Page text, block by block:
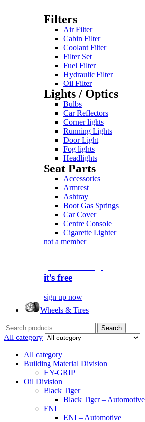
Filters
Air Filter
Cabin Filter
Coolant Filter
Filter Set
Fuel Filter
Hydraulic Filter
Oil Filter
Lights / Optics
Bulbs
Car Reflectors
Corner lights
Running Lights
Door Light
Fog lights
Headlights
Seat Parts
Accessories
Armrest
Ashtray
Boot Gas Springs
Car Cover
Centre Console
Cigarette Lighter
not a member
it’s free
sign up now
Wheels & Tires
Search
for:
Search
All category
All category
Building Material Division
HY-GRIP
Oil Division
Black Tiger
Black Tiger – Automotive
ENI
ENI – Automotive